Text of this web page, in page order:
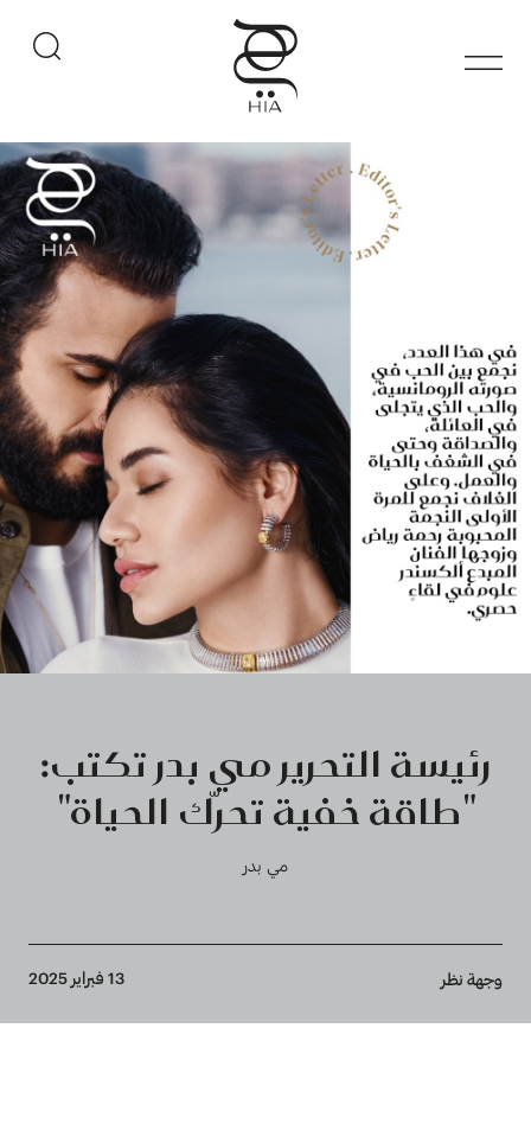
رئيسة التحرير مي بدر تكتب:
"طاقة خفية تحرّك الحياة"
مي بدر
Breadcrumb
وجهة نظر 13 فبراير 2025